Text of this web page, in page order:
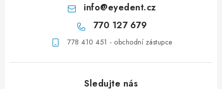
info@eyedent.cz
770 127 679
778 410 451 - obchodní zástupce